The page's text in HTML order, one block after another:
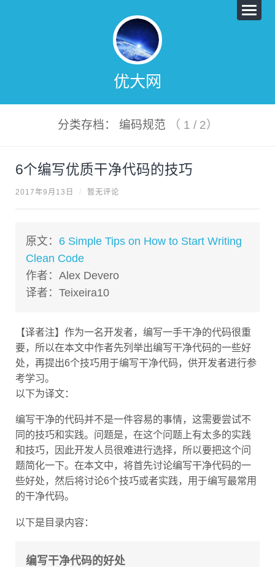
优大网
分类存档： 编码规范 （ 1 / 2）
6个编写优质干净代码的技巧
2017年9月13日 / 暂无评论
原文： 6 Simple Tips on How to Start Writing
Clean Code
作者：Alex Devero
译者：Teixeira10
【译者注】作为一名开发者，编写一手干净的代码很重
要，所以在本文中作者先列举出编写干净代码的一些好
处，再提出6个技巧用于编写干净代码，供开发者进行参
考学习。
以下为译文：
编写干净的代码并不是一件容易的事情，这需要尝试不
同的技巧和实践。问题是，在这个问题上有太多的实践
和技巧，因此开发人员很难进行选择，所以要把这个问
题简化一下。在本文中，将首先讨论编写干净代码的一
些好处，然后将讨论6个技巧或者实践，用于编写最常用
的干净代码。
以下是目录内容：
编写干净代码的好处